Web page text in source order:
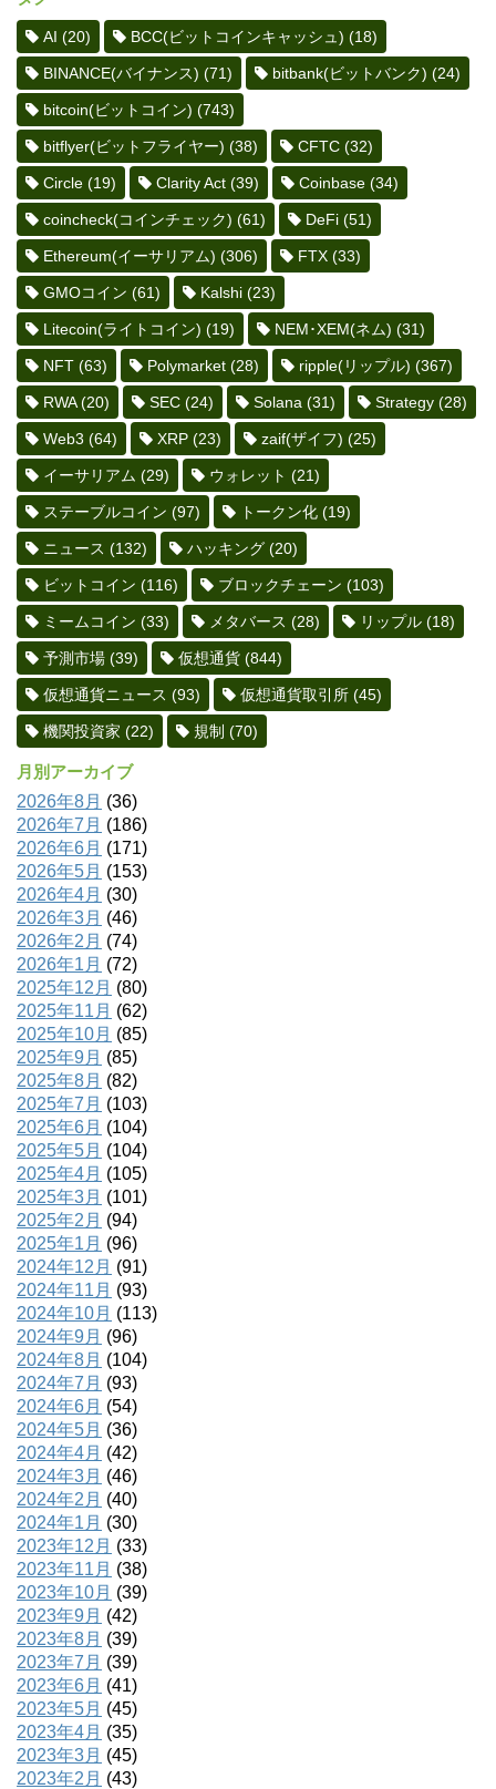
AI (20) BCC(ビットコインキャッシュ) (18)
BINANCE(バイナンス) (71) bitbank(ビットバンク) (24)
bitcoin(ビットコイン) (743)
bitflyer(ビットフライヤー) (38) CFTC (32)
Circle (19) Clarity Act (39) Coinbase (34)
coincheck(コインチェック) (61) DeFi (51)
Ethereum(イーサリアム) (306) FTX (33)
GMOコイン (61) Kalshi (23)
Litecoin(ライトコイン) (19) NEM･XEM(ネム) (31)
NFT (63) Polymarket (28) ripple(リップル) (367)
RWA(20) SEC (24) Solana (31) Strategy (28)
Web3 (64) XRP (23) zaif(ザイフ) (25)
イーサリアム (29) ウォレット (21)
ステーブルコイン (97) トークン化 (19)
ニュース (132) ハッキング (20)
ビットコイン (116) ブロックチェーン (103)
ミームコイン (33) メタバース (28) リップル (18)
予測市場 (39) 仮想通貨 (844)
仮想通貨ニュース (93) 仮想通貨取引所 (45)
機関投資家 (22) 規制 (70)
月別アーカイブ
2026年8月 (36)
2026年7月 (186)
2026年6月 (171)
2026年5月 (153)
2026年4月 (30)
2026年3月 (46)
2026年2月 (74)
2026年1月 (72)
2025年12月 (80)
2025年11月 (62)
2025年10月 (85)
2025年9月 (85)
2025年8月 (82)
2025年7月 (103)
2025年6月 (104)
2025年5月 (104)
2025年4月 (105)
2025年3月 (101)
2025年2月 (94)
2025年1月 (96)
2024年12月 (91)
2024年11月 (93)
2024年10月 (113)
2024年9月 (96)
2024年8月 (104)
2024年7月 (93)
2024年6月 (54)
2024年5月 (36)
2024年4月 (42)
2024年3月 (46)
2024年2月 (40)
2024年1月 (30)
2023年12月 (33)
2023年11月 (38)
2023年10月 (39)
2023年9月 (42)
2023年8月 (39)
2023年7月 (39)
2023年6月 (41)
2023年5月 (45)
2023年4月 (35)
2023年3月 (45)
2023年2月 (43)